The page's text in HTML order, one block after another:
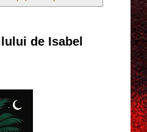
de Isabel